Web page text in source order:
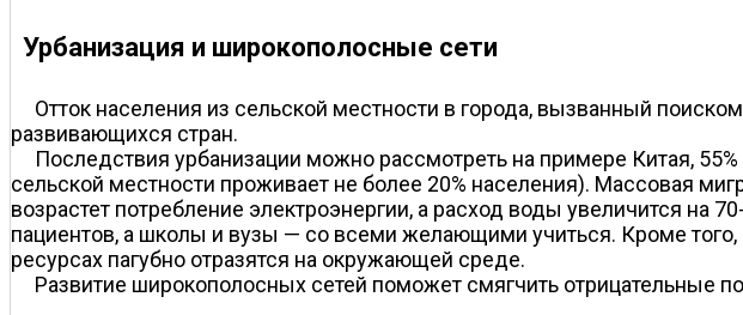
Урбанизация и широкополосные сети
Отток населения из сельской местности в города, вызванный
развивающихся стран.
Последствия урбанизации можно рассмотреть на примере Китая,
сельской местности проживает не более 20% населения). Массовая
возрастет потребление электроэнергии, а расход воды увеличится на
пациентов, а школы и вузы — со всеми желающими учиться. Кроме
ресурсах пагубно отразятся на окружающей среде.
Развитие широкополосных сетей поможет смягчить отрицательные